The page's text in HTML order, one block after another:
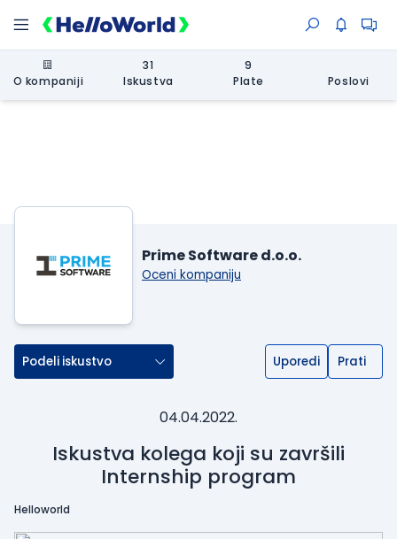
O kompaniji
31
Iskustva
9
Plate
Poslovi
Prime Software d.o.o.
Oceni kompaniju
Podeli iskustvo Uporedi Prati
04.04.2022.
Iskustva kolega koji su završili
Internship program
Helloworld